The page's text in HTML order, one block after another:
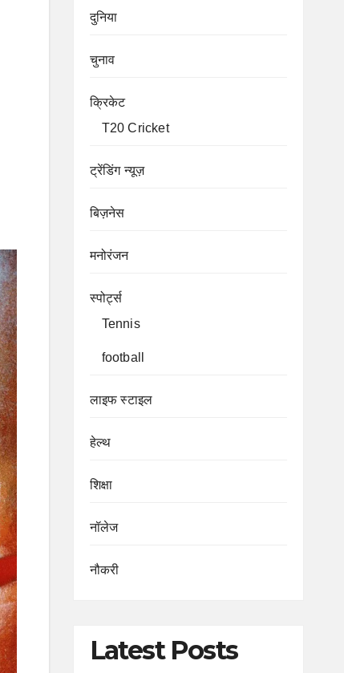
दुनिया
चुनाव
क्रिकेट
T20 Cricket
ट्रेंडिंग न्यूज़
बिज़नेस
मनोरंजन
स्पोर्ट्स
Tennis
football
लाइफ स्टाइल
हेल्थ
शिक्षा
नॉलेज
नौकरी
Latest Posts